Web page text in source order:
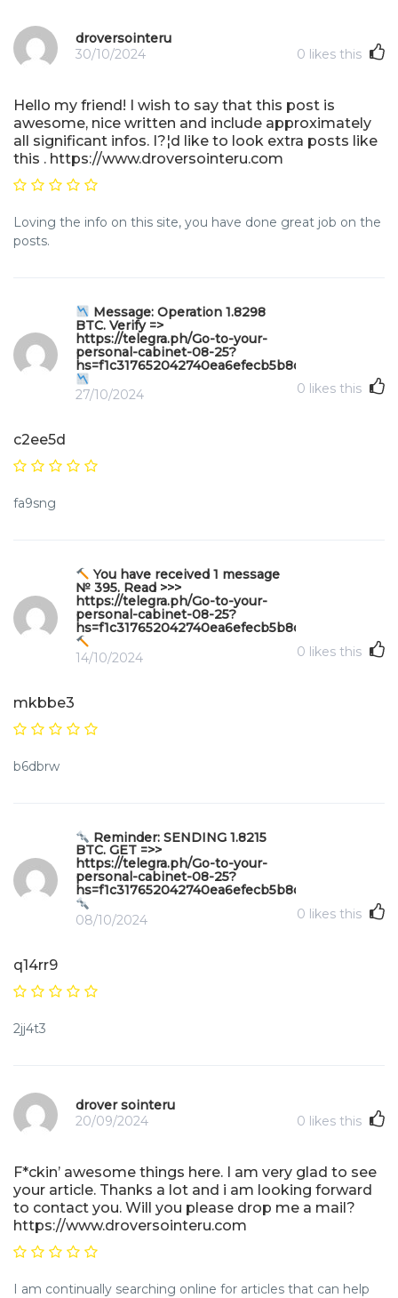
droversointeru
30/10/2024
0 likes this
Hello my friend! I wish to say that this post is
awesome, nice written and include approximately
all significant infos. I?¦d like to look extra posts like
this . https://www.droversointeru.com
Loving the info on this site, you have done great job on the
posts.
Message: Operation 1.8298
BTC. Verify =>
https://telegra.ph/Go-to-your-
personal-cabinet-08-25?
hs=f1c317652042740ea6efecb5b8da571e&
27/10/2024
0 likes this
c2ee5d
fa9sng
You have received 1 message
№ 395. Read >>>
https://telegra.ph/Go-to-your-
personal-cabinet-08-25?
hs=f1c317652042740ea6efecb5b8da571e&
14/10/2024
0 likes this
mkbbe3
b6dbrw
Reminder: SENDING 1.8215
BTC. GET =>>
https://telegra.ph/Go-to-your-
personal-cabinet-08-25?
hs=f1c317652042740ea6efecb5b8da571e&
08/10/2024
0 likes this
q14rr9
2jj4t3
drover sointeru
20/09/2024
0 likes this
F*ckin’ awesome things here. I am very glad to see
your article. Thanks a lot and i am looking forward
to contact you. Will you please drop me a mail?
https://www.droversointeru.com
I am continually searching online for articles that can help